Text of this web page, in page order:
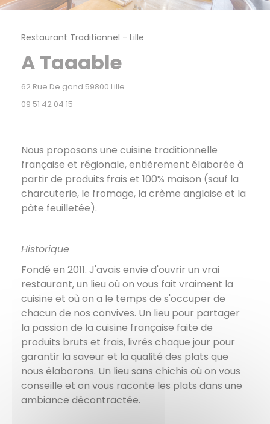
Restaurant Traditionnel - Lille
A Taaable
62 Rue De gand 59800 Lille
09 51 42 04 15
Nous proposons une cuisine traditionnelle
française et régionale, entièrement élaborée à
partir de produits frais et 100% maison (sauf la
charcuterie, le fromage, la crème anglaise et la
pâte feuilletée).
Historique
Fondé en 2011. J'avais envie d'ouvrir un vrai
restaurant, un lieu où on vous fait vraiment la
cuisine et où on a le temps de s'occuper de
chacun de nos convives. Un lieu pour partager
la passion de la cuisine française faite de
produits bruts et frais, livrés chaque jour pour
garantir la saveur et la qualité des plats que
nous élaborons. Un lieu sans chichis où on vous
conseille et on vous raconte les plats dans une
ambiance décontractée.